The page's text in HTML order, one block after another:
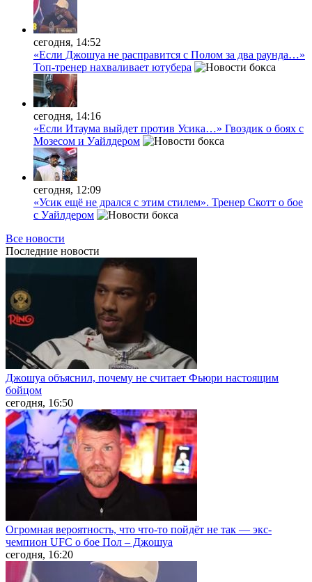
сегодня, 14:52
«Если Джошуа не расправится с Полом за два раунда…»
Топ-тренер нахваливает ютубера
сегодня, 14:16
«Если Итаума выйдет против Усика…» Гвоздик о боях с
Мозесом и Уайлдером
сегодня, 12:09
«Усик ещё не дрался с этим стилем». Тренер Скотт о бое
с Уайлдером
Все новости
Последние новости
Джошуа объяснил, почему не считает Фьюри настоящим
бойцом
сегодня, 16:50
Огромная вероятность, что что-то пойдёт не так — экс-
чемпион UFC о бое Пол – Джошуа
сегодня, 16:20